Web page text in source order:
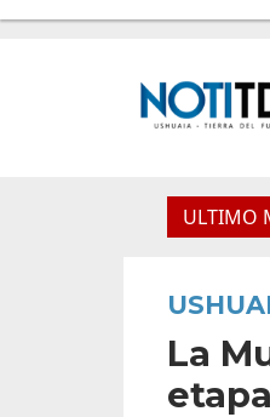
ULTIMO
boliviana”, afirmó Becerra
La